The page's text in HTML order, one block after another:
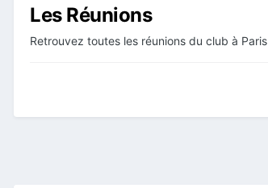
Les Réunions
Retrouvez toutes les réunions du club à